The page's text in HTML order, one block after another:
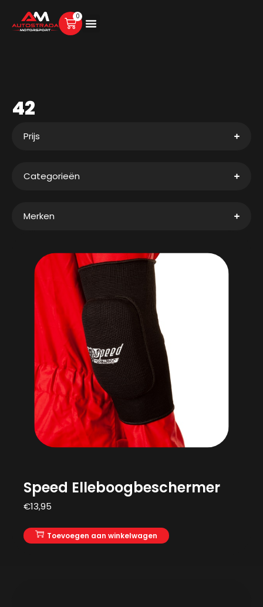
0
42
Prijs
Categorieën
Merken
Speed Elleboogbeschermer
€13,95
Toevoegen aan winkelwagen